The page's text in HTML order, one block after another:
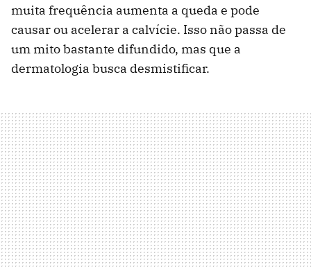
muita frequência aumenta a queda e pode
causar ou acelerar a calvície. Isso não passa de
um mito bastante difundido, mas que a
dermatologia busca desmistificar.